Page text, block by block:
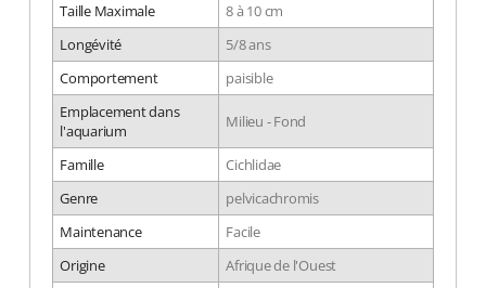
Taille Maximale
8 à 10 cm
Longévité
5/8 ans
Comportement
paisible
Emplacement dans
l'aquarium
Milieu - Fond
Famille
Cichlidae
Genre
pelvicachromis
Maintenance
Facile
Origine
Afrique de l'Ouest